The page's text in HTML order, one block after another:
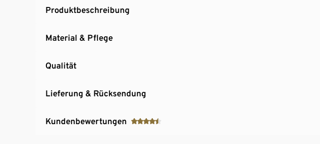
Produktbeschreibung
Material & Pflege
Qualität
Lieferung & Rücksendung
Kundenbewertungen